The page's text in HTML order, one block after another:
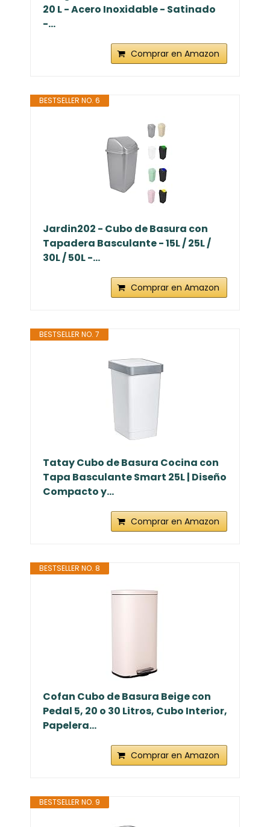
20 L - Acero Inoxidable - Satinado
-...
Comprar en Amazon
BESTSELLER NO. 6
Jardin202 - Cubo de Basura con
Tapadera Basculante - 15L / 25L /
30L / 50L -...
Comprar en Amazon
BESTSELLER NO. 7
Tatay Cubo de Basura Cocina con
Tapa Basculante Smart 25L | Diseño
Compacto y...
Comprar en Amazon
BESTSELLER NO. 8
Cofan Cubo de Basura Beige con
Pedal 5, 20 o 30 Litros, Cubo Interior,
Papelera...
Comprar en Amazon
BESTSELLER NO. 9